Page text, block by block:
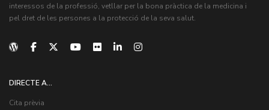
interessos de la professió, vetllar per la bona pràctica de la medicina i
pel dret de les persones a la protecció de la seva salut.
DIRECTE A...
Cita prèvia